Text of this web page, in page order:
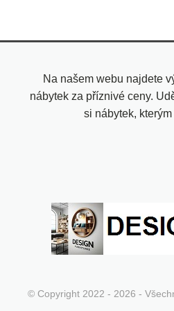
Na našem webu najdete
nábytek za příznivé ceny.
si nábytek,
© Copyright 2022 - 2026 -